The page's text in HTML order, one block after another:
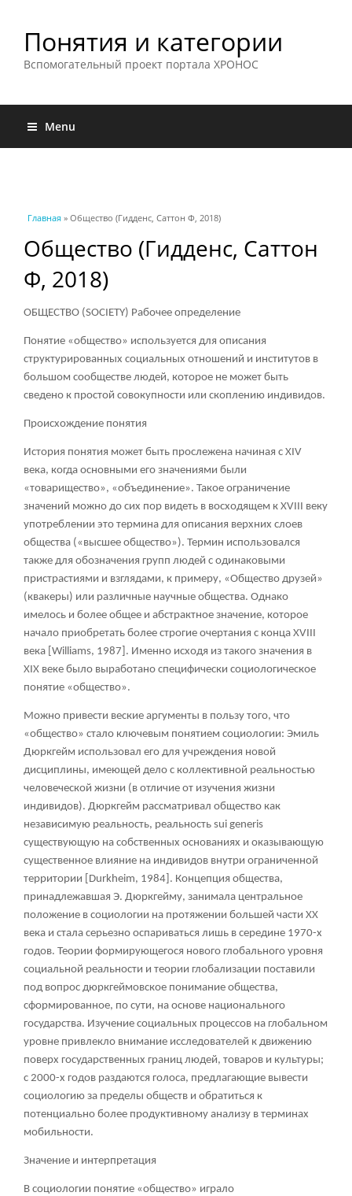
Понятия и категории
Вспомогательный проект портала ХРОНОС
Menu
Вы здесь
Главная » Общество (Гидденс, Саттон Ф, 2018)
Общество (Гидденс, Саттон
Ф, 2018)
ОБЩЕСТВО (SOCIETY) Рабочее определение
Понятие «общество» используется для описания
структурированных социальных отношений и институтов в
большом сообществе людей, которое не может быть
сведено к простой совокупности или скоплению индивидов.
Происхождение понятия
История понятия может быть прослежена начиная с XIV
века, когда основными его значениями были
«товарищество», «объединение». Такое ограничение
значений можно до сих пор видеть в восходящем к XVIII веку
употреблении это термина для описания верхних слоев
общества («высшее общество»). Термин использовался
также для обозначения групп людей с одинаковыми
пристрастиями и взглядами, к примеру, «Общество друзей»
(квакеры) или различные научные общества. Однако
имелось и более общее и абстрактное значение, которое
начало приобретать более строгие очертания с конца XVIII
века [Williams, 1987]. Именно исходя из такого значения в
XIX веке было выработано специфически социологическое
понятие «общество».
Можно привести веские аргументы в пользу того, что
«общество» стало ключевым понятием социологии: Эмиль
Дюркгейм использовал его для учреждения новой
дисциплины, имеющей дело с коллективной реальностью
человеческой жизни (в отличие от изучения жизни
индивидов). Дюркгейм рассматривал общество как
независимую реальность, реальность sui generis
существующую на собственных основаниях и оказывающую
существенное влияние на индивидов внутри ограниченной
территории [Durkheim, 1984]. Концепция общества,
принадлежавшая Э. Дюркгейму, занимала центральное
положение в социологии на протяжении большей части XX
века и стала серьезно оспариваться лишь в середине 1970-х
годов. Теории формирующегося нового глобального уровня
социальной реальности и теории глобализации поставили
под вопрос дюркгеймовское понимание общества,
сформированное, по сути, на основе национального
государства. Изучение социальных процессов на глобальном
уровне привлекло внимание исследователей к движению
поверх государственных границ людей, товаров и культуры;
с 2000-х годов раздаются голоса, предлагающие вывести
социологию за пределы обществ и обратиться к
потенциально более продуктивному анализу в терминах
мобильности.
Значение и интерпретация
В социологии понятие «общество» играло